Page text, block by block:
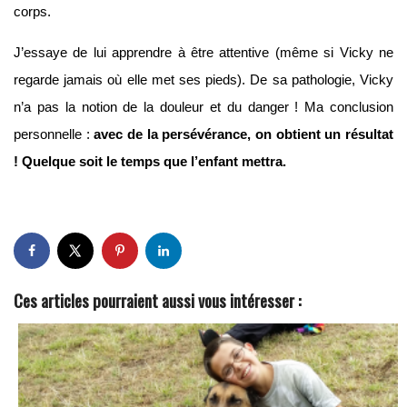
corps.
J’essaye de lui apprendre à être attentive (même si Vicky ne
regarde jamais où elle met ses pieds). De sa pathologie, Vicky
n’a pas la notion de la douleur et du danger ! Ma conclusion
personnelle :avec de la persévérance, on obtient un résultat
! Quelque soit le temps que l’enfant mettra.
Ces articles pourraient aussi vous intéresser :